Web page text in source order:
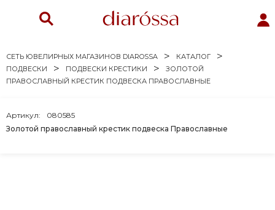
СЕТЬ ЮВЕЛИРНЫХ МАГАЗИНОВ DIAROSSA
КАТАЛОГ
ПОДВЕСКИ
ПОДВЕСКИ КРЕСТИКИ
ЗОЛОТОЙ
ПРАВОСЛАВНЫЙ КРЕСТИК ПОДВЕСКА ПРАВОСЛАВНЫЕ
Золотой православный крестик подвеска Православные
Артикул: 080585